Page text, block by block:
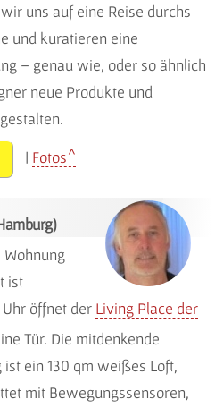
uns auf eine Reise durchs
und kuratieren eine
– genau wie, oder so ähnlich
neue Produkte und
| Fotos
Wohnung
ist
Uhr öffnet der Living Place der
Tür. Die mitdenkende
ist ein 130 qm weißes Loft,
mit Bewegungssensoren,